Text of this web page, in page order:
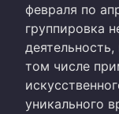
февраля по
группировка
том числе
уникального